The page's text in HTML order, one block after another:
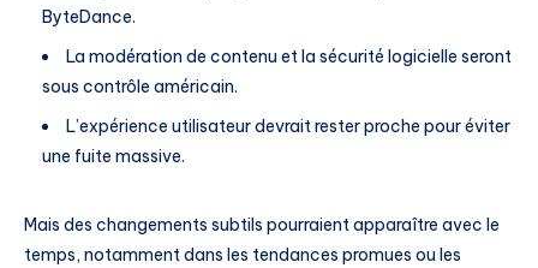
ByteDance.
La modération de contenu et la sécurité logicielle seront
sous contrôle américain.
L’expérience utilisateur devrait rester proche pour éviter
une fuite massive.
Mais des changements subtils pourraient apparaître avec le
temps, notamment dans les tendances promues ou les